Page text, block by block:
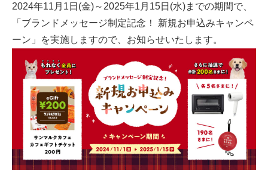
2024年11月1日(金)～2025年1月15日(水)までの期間で、
「ブランドメッセージ制定記念！ 新規お申込みキャンペ
ーン」を実施しますので、お知らせいたします。